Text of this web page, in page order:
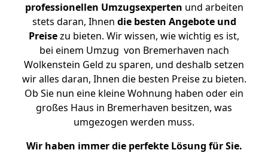
professionellen Umzugsexperten und arbeiten
stets daran, Ihnen die besten Angebote und
Preisezu bieten. Wir wissen, wie wichtig es ist,
bei einem Umzug von Bremerhaven nach
Wolkenstein Geld zu sparen, und deshalb setzen
wir alles daran, Ihnen die besten Preise zu bieten.
Ob Sie nun eine kleine Wohnung haben oder ein
großes Haus in Bremerhaven besitzen, was
umgezogen werden muss.
Wir haben immer die perfekte Lösung für Sie.